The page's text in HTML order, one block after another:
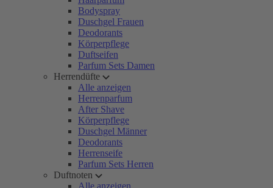
Bodyspray
Duschgel Frauen
Deodorants
Körperpflege
Duftseifen
Parfum Sets Damen
Herrendüfte
Alle anzeigen
Herrenparfum
After Shave
Körperpflege
Duschgel Männer
Deodorants
Herrenseife
Parfum Sets Herren
Duftnoten
Alle anzeigen